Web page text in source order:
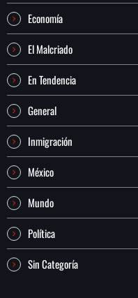
Economía
El Malcriado
En Tendencia
General
Inmigración
México
Mundo
Política
Sin Categoría